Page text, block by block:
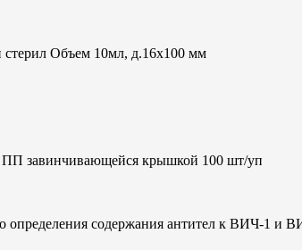
стерил Объем 10мл, д.16х100 мм
ПП завинчивающейся крышкой 100 шт/уп
определения содержания антител к ВИЧ-1 и